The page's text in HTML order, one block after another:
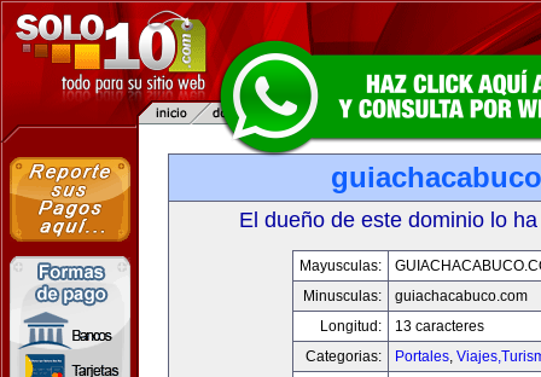
El dueño de este dominio lo
Mayusculas:
Minusculas:
guiachacabuco.com
Longitud:
13 caracteres
Categorias:
Portales,